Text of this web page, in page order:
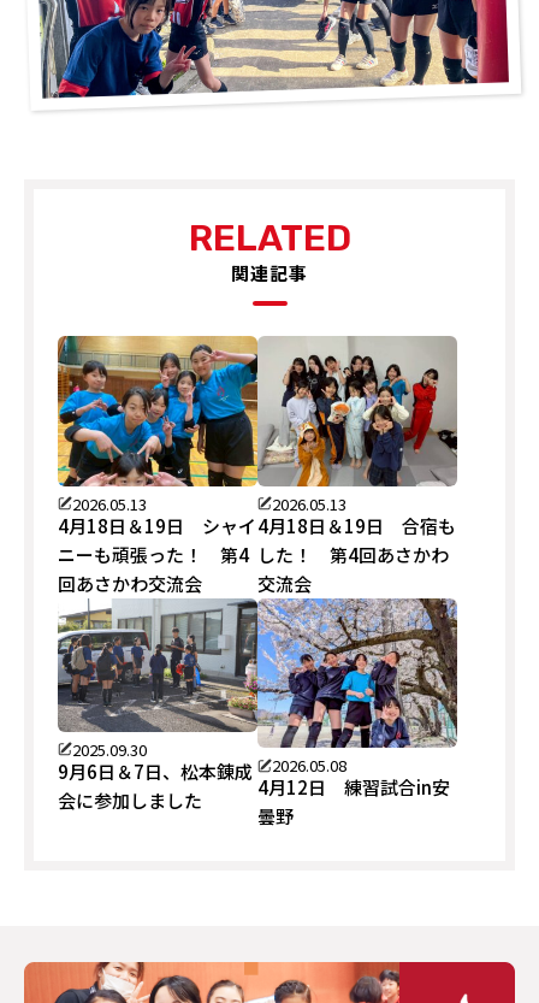
関連記事
RELATED
2026.05.13
4月18日＆19日 シャイ
ニーも頑張った！ 第4
回あさかわ交流会
2026.05.13
4月18日＆19日 合宿も
した！ 第4回あさかわ
交流会
2025.09.30
9月6日＆7日、松本錬成
会に参加しました
2026.05.08
4月12日 練習試合in安
曇野